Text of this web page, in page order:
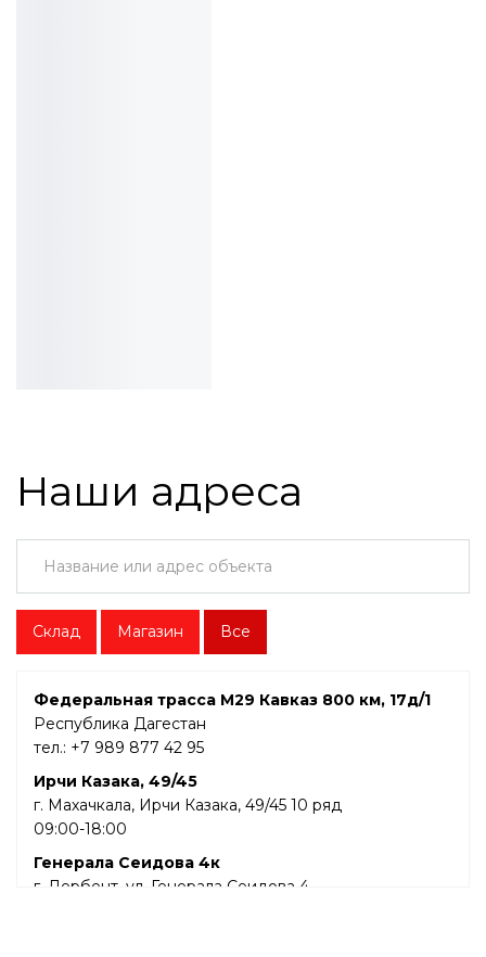
Наши адреса
Склад Магазин Все
​Федеральная трасса М29 Кавказ 800 км, 17д/1
Республика Дагестан
тел.: +7 989 877 42 95
​Ирчи Казака, 49/45
г. Махачкала, ​Ирчи Казака, 49/45​ 10 ряд
09:00-18:00
Генерала Сеидова 4к
г. Дербент, ул. Генерала Сеидова 4